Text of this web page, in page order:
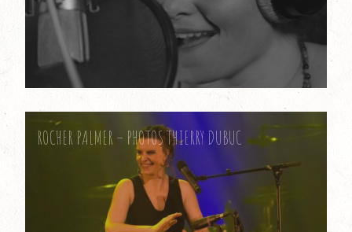
ROCHER PALMER – PHOTOS THIERRY DUBUC